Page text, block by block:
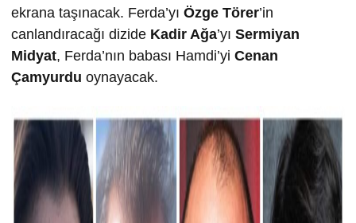
ekrana taşınacak. Ferda’yı Özge Törer’in
canlandıracağı dizide Kadir Ağa’yı Sermiyan
Midyat, Ferda’nın babası Hamdi’yi Cenan
Çamyurdu oynayacak.